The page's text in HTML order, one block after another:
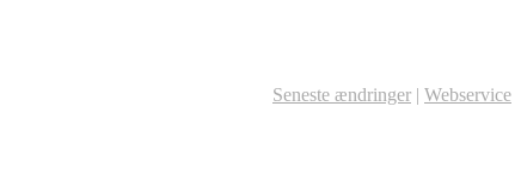
Seneste ændringer | Webservice